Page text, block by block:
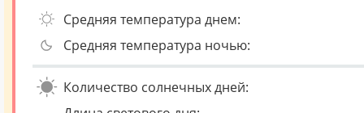
Средняя температура днем:
Средняя температура ночью:
Количество солнечных дней: